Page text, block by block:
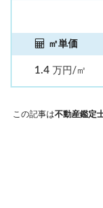
㎡単価
1.4 万円/㎡
この記事は不動産鑑定